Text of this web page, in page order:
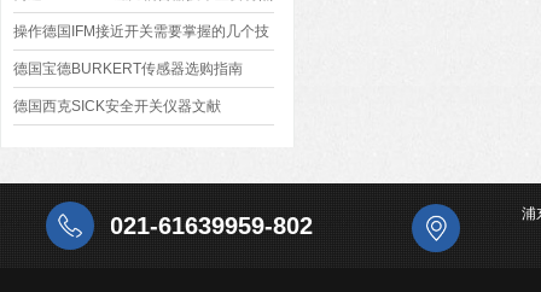
有哪些
操作德国IFM接近开关需要掌握的几个技
巧
德国宝德BURKERT传感器选购指南
德国西克SICK安全开关仪器文献
021-61639959-802 浦